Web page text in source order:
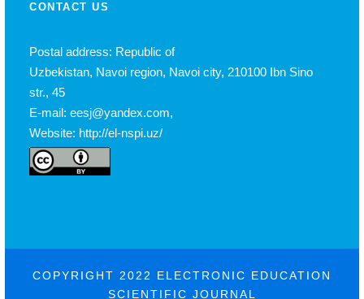
CONTACT US
Postal address: Republic of
Uzbekistan, Navoi region, Navoi city, 210100 Ibn Sino
str., 45
E-mail: eesj@yandex.com,
Website: http://el-nspi.uz/
COPYRIGHT 2022 ELECTRONIC EDUCATION
SCIENTIFIC JOURNAL